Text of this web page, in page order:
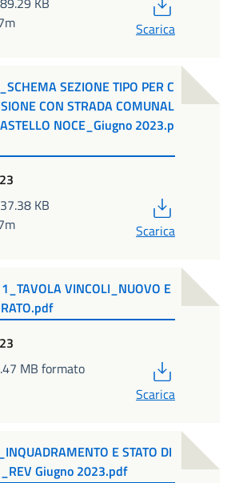
Scarica
SEZIONE TIPO PER C
CON STRADA COMUNAL
NOCE_Giugno 2023.p
KB
Scarica
VINCOLI_NUOVO E
MB formato
Scarica
E STATO DI
Giugno 2023.pdf